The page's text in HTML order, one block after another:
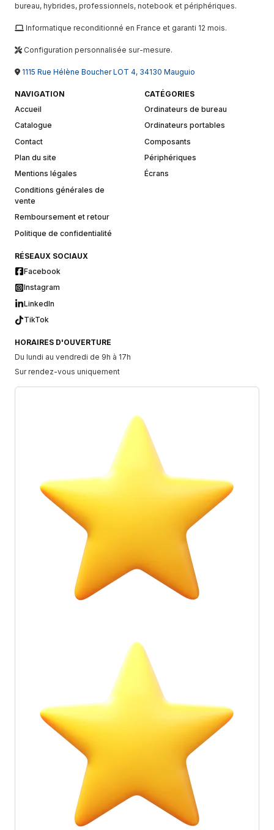
bureau, hybrides, professionnels, notebook et périphériques.
Informatique reconditionné en France et garanti 12 mois.
Configuration personnalisée sur-mesure.
1115 Rue Hélène Boucher LOT 4, 34130 Mauguio
NAVIGATION
Accueil
Catalogue
Contact
Plan du site
Mentions légales
Conditions générales de
vente
Remboursement et retour
Politique de confidentialité
CATÉGORIES
Ordinateurs de bureau
Ordinateurs portables
Composants
Périphériques
Écrans
RÉSEAUX SOCIAUX
Facebook
Instagram
LinkedIn
TikTok
HORAIRES D'OUVERTURE
Du lundi au vendredi de 9h à 17h
Sur rendez-vous uniquement